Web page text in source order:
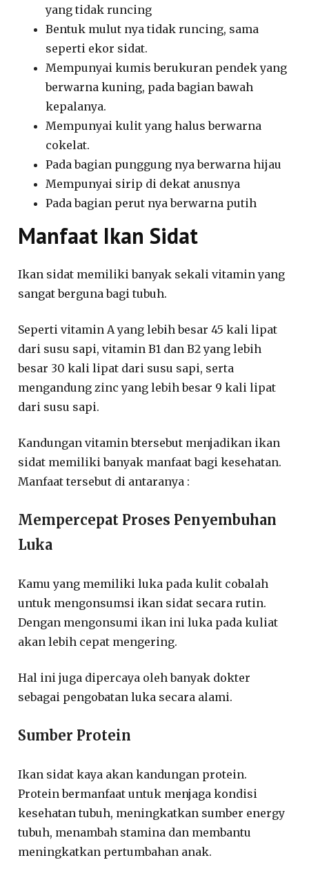
yang tidak runcing
Bentuk mulut nya tidak runcing, sama
seperti ekor sidat.
Mempunyai kumis berukuran pendek yang
berwarna kuning, pada bagian bawah
kepalanya.
Mempunyai kulit yang halus berwarna
cokelat.
Pada bagian punggung nya berwarna hijau
Mempunyai sirip di dekat anusnya
Pada bagian perut nya berwarna putih
Manfaat Ikan Sidat
Ikan sidat memiliki banyak sekali vitamin yang
sangat berguna bagi tubuh.
Seperti vitamin A yang lebih besar 45 kali lipat
dari susu sapi, vitamin B1 dan B2 yang lebih
besar 30 kali lipat dari susu sapi, serta
mengandung zinc yang lebih besar 9 kali lipat
dari susu sapi.
Kandungan vitamin btersebut menjadikan ikan
sidat memiliki banyak manfaat bagi kesehatan.
Manfaat tersebut di antaranya :
Mempercepat Proses Penyembuhan
Luka
Kamu yang memiliki luka pada kulit cobalah
untuk mengonsumsi ikan sidat secara rutin.
Dengan mengonsumi ikan ini luka pada kuliat
akan lebih cepat mengering.
Hal ini juga dipercaya oleh banyak dokter
sebagai pengobatan luka secara alami.
Sumber Protein
Ikan sidat kaya akan kandungan protein.
Protein bermanfaat untuk menjaga kondisi
kesehatan tubuh, meningkatkan sumber energy
tubuh, menambah stamina dan membantu
meningkatkan pertumbahan anak.